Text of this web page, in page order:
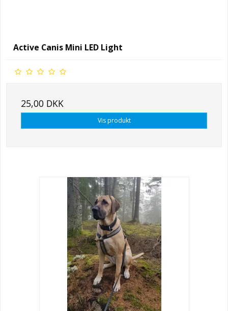
Active Canis Mini LED Light
25,00 DKK
Vis produkt